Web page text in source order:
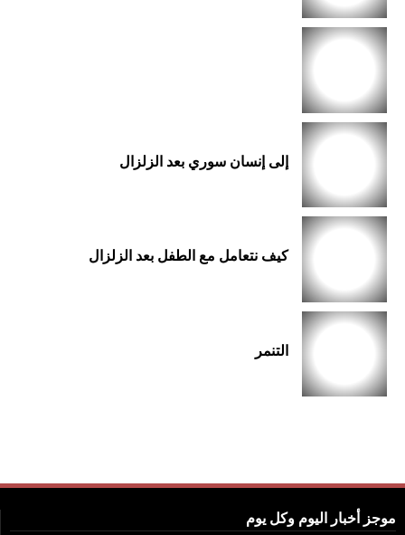
إلى إنسان سوري بعد الزلزال
كيف نتعامل مع الطفل بعد الزلزال
التنمر
موجز أخبار اليوم وكل يوم